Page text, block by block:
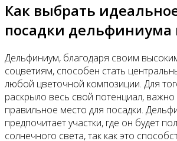
Как выбрать
посадки дельфиниума
Дельфиниум, благодаря своим
соцветиям, способен стать
любой цветочной композиции. Для
раскрыло весь свой потенциал,
правильное место для посадки.
предпочитает участки, где он будет
солнечного света, так как это